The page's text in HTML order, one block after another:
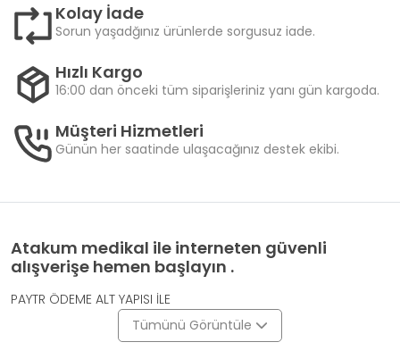
Kolay İade
Sorun yaşadğınız ürünlerde sorgusuz iade.
Hızlı Kargo
16:00 dan önceki tüm siparişleriniz yanı gün kargoda.
Müşteri Hizmetleri
Günün her saatinde ulaşacağınız destek ekibi.
Atakum medikal ile interneten güvenli
alışverişe hemen başlayın .
PAYTR ÖDEME ALT YAPISI İLE
Tümünü Görüntüle